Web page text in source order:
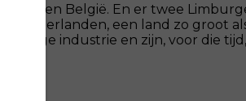
en België. En er twee
Nederlanden, een land zo groot
jonge industrie en zijn, voor die